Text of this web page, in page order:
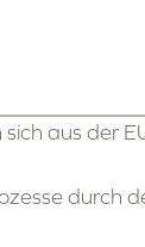
aus der
durch